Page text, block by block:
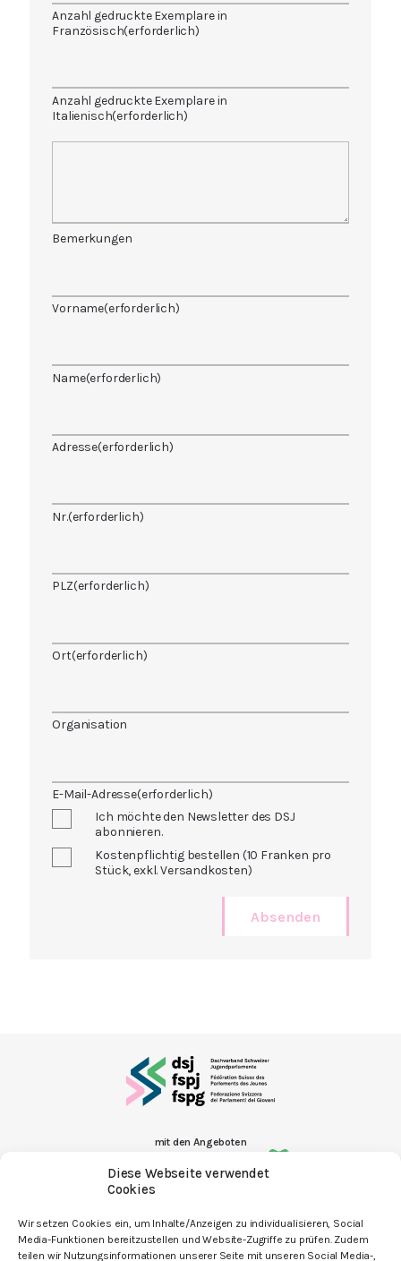
Diese Webseite verwendet
Cookies
Wir setzen Cookies ein, um Inhalte/Anzeigen zu individualisieren, Social
Media-Funktionen bereitzustellen und Website-Zugriffe zu prüfen. Zudem
teilen wir Nutzungsinformationen unserer Seite mit unseren Social Media-,
Anzahl gedruckte Exemplare in
Französisch(erforderlich)
Anzahl gedruckte Exemplare in
Italienisch(erforderlich)
Bemerkungen
Vorname(erforderlich)
Name(erforderlich)
Adresse(erforderlich)
Nr.(erforderlich)
PLZ(erforderlich)
Ort(erforderlich)
Organisation
E-Mail-Adresse(erforderlich)
Ich möchte den Newsletter des DSJ
abonnieren.
Kostenpflichtig bestellen (10 Franken pro
Stück, exkl. Versandkosten)
Absenden
mit den Angeboten
Kontakt